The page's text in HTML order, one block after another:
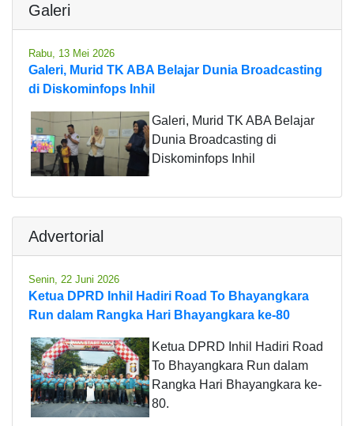
Galeri
Rabu, 13 Mei 2026
Galeri, Murid TK ABA Belajar Dunia Broadcasting
di Diskominfops Inhil
Galeri, Murid TK ABA Belajar
Dunia Broadcasting di
Diskominfops Inhil
Advertorial
Senin, 22 Juni 2026
Ketua DPRD Inhil Hadiri Road To Bhayangkara
Run dalam Rangka Hari Bhayangkara ke-80
Ketua DPRD Inhil Hadiri Road
To Bhayangkara Run dalam
Rangka Hari Bhayangkara ke-
80.